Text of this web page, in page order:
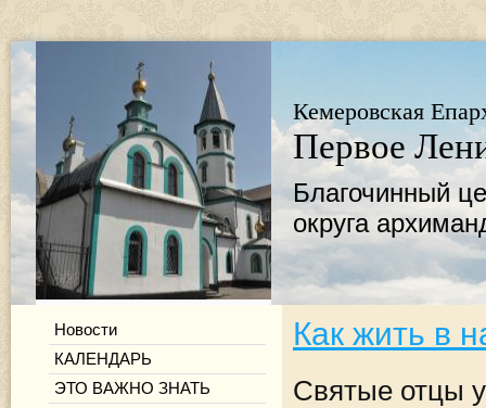
Кемеровская
Первое
Благочинный
округа
Новости
КАЛЕНДАРЬ
ЭТО ВАЖНО ЗНАТЬ
Как жить в
Святые отцы